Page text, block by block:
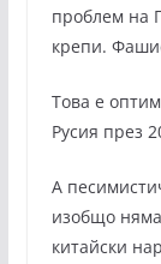
проблем на
крепи.
Това е
Русия през
А
изобщо
китайски